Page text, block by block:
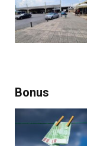
Bonus